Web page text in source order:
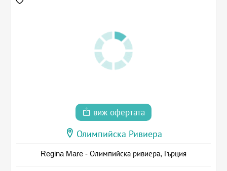
виж офертата
Олимпийска Ривиера
Regina Mare - Олимпийска ривиера, Гърция